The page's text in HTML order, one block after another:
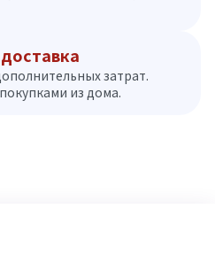
затрат.
из дома.